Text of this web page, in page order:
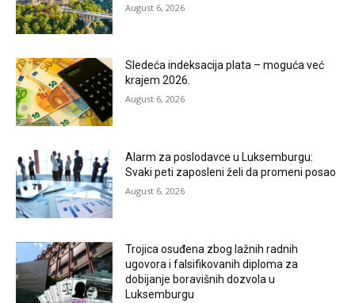
August 6, 2026
Sledeća indeksacija plata – moguća već
krajem 2026.
August 6, 2026
Alarm za poslodavce u Luksemburgu:
Svaki peti zaposleni želi da promeni posao
August 6, 2026
Trojica osuđena zbog lažnih radnih
ugovora i falsifikovanih diploma za
dobijanje boravišnih dozvola u
Luksemburgu